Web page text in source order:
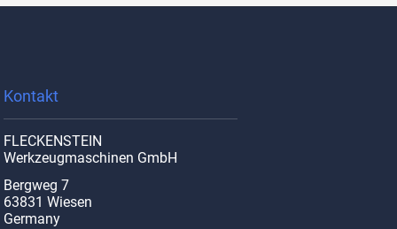
Kontakt
FLECKENSTEIN
Werkzeugmaschinen GmbH
Bergweg 7
63831 Wiesen
Germany